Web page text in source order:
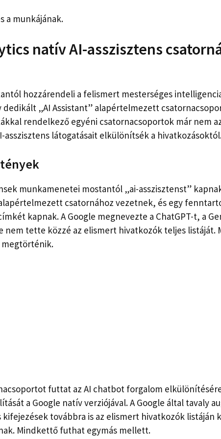
a munkájának.
natív AI-asszisztens
hozzárendeli a felismert mesterséges
„AI Assistant” alapértelmezett
rendelkező egyéni csatornacsoportok már nem
asszisztens látogatásait elkülönítsék a
munkamenetei mostantól „ai-asszisztenst”
csatornához vezetnek, és egy
kapnak. A Google megnevezte a ChatGPT-t, a
nem tette közzé az elismert hivatkozók teljes listáját.
megtörténik.
futtat az AI chatbot forgalom
a Google natív verziójával. A Google által tavaly
kifejezések továbbra is az elismert hivatkozók listáján
Mindkettő futhat egymás mellett.